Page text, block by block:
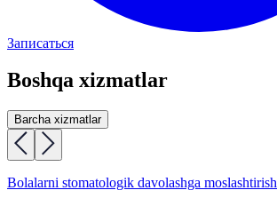
Записаться
Boshqa xizmatlar
Barcha xizmatlar
Bolalarni stomatologik davolashga moslashtirish